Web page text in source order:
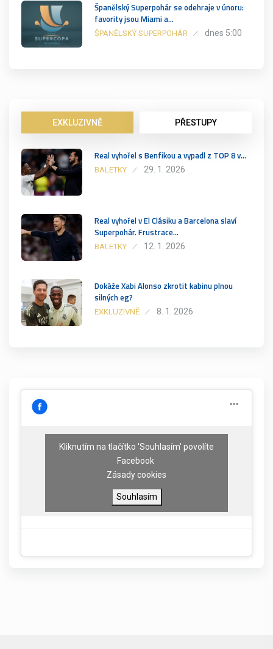
Španělský Superpohár se odehraje v únoru:
favority jsou Miami a…
ŠPANĚLSKÝ SUPERPOHÁR dnes 5:00
EXKLUZIVNĚ PŘESTUPY
Real vyhořel s Benfikou a vypadl z TOP 8 v…
BALETKY 29. 1. 2026
Real vyhořel v El Clásiku a Barcelona slaví
Superpohár. Frustrace…
BALETKY 12. 1. 2026
Dokáže Xabi Alonso zkrotit kabinu plnou
silných eg?
EXKLUZIVNĚ 8. 1. 2026
Kliknutím na tlačítko 'Souhlasím' povolíte
Facebook
Zásady cookies
Souhlasím